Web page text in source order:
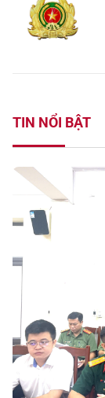
TIN NỔI BẬT